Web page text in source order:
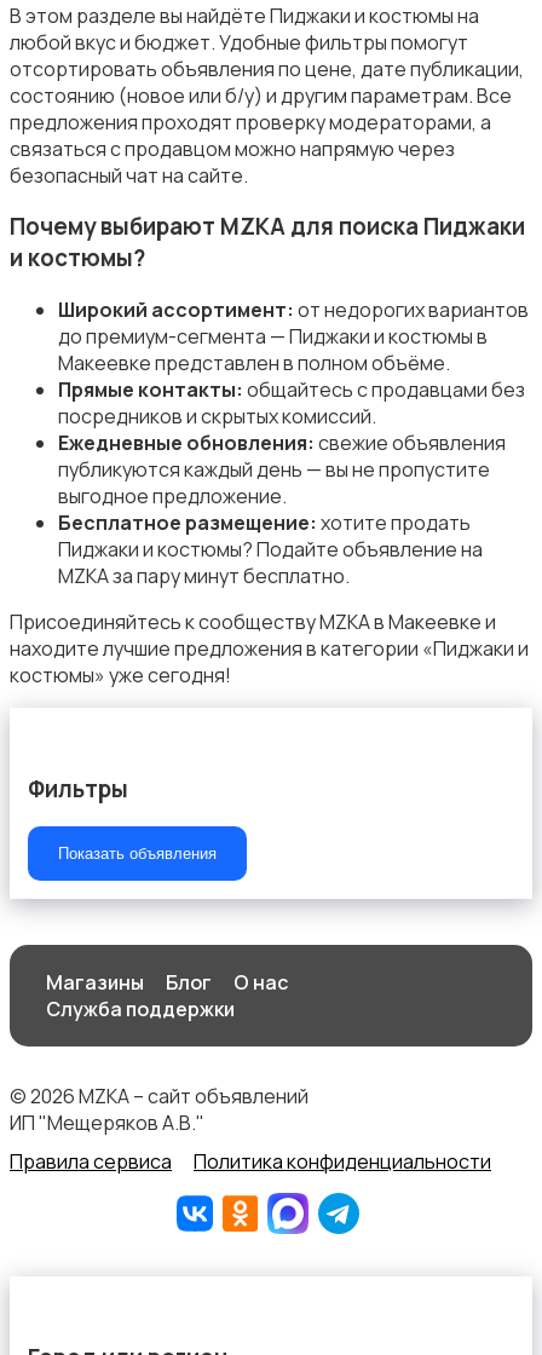
Рубашки
Спецодежда
Спортивная одежда
Футболки и поло
Штаны и шорты
Другое
В этом разделе вы найдёте Пиджаки и костюмы на
любой вкус и бюджет. Удобные фильтры помогут
отсортировать объявления по цене, дате публикации,
состоянию (новое или б/у) и другим параметрам. Все
предложения проходят проверку модераторами, а
связаться с продавцом можно напрямую через
безопасный чат на сайте.
Почему выбирают MZKA для поиска Пиджаки
и костюмы?
Широкий ассортимент: от недорогих вариантов
до премиум-сегмента — Пиджаки и костюмы в
Макеевке представлен в полном объёме.
Прямые контакты: общайтесь с продавцами без
посредников и скрытых комиссий.
Ежедневные обновления: свежие объявления
публикуются каждый день — вы не пропустите
выгодное предложение.
Бесплатное размещение: хотите продать
Пиджаки и костюмы? Подайте объявление на
MZKA за пару минут бесплатно.
Присоединяйтесь к сообществу MZKA в Макеевке и
находите лучшие предложения в категории «Пиджаки и
костюмы» уже сегодня!
Фильтры
Показать объявления
Магазины Блог
О нас
Служба поддержки
© 2026 MZKA – сайт объявлений
ИП "Мещеряков А.В."
Правила сервиса
Политика конфиденциальности